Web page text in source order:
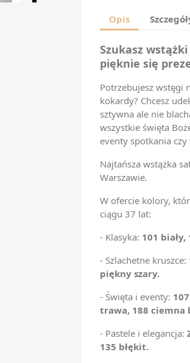
Opis
Szukasz
pięknie się
Potrzebujesz wstęgi
kokardy? Chcesz
sztywna ale nie
wszystkie święta
eventy spotkania czy
Najtańsza wstążka
Warszawie.
W ofercie kolory,
ciągu 37 lat:
- Klasyka: 101
- Szlachetne kruszce:
piękny szary.
- Święta i eventy:
trawa, 188 ciemna
- Pastele i elegancja:
135 błękit.